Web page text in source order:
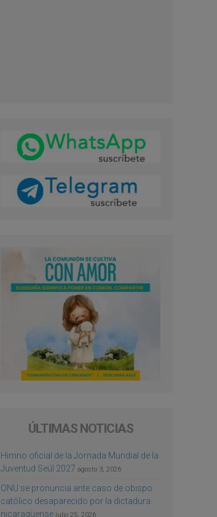
ÚLTIMAS NOTICIAS
Himno oficial de la Jornada Mundial de la
Juventud Seúl 2027 agosto 3, 2026
ONU se pronuncia ante caso de obispo
católico desaparecido por la dictadura
nicaragüense julio 25, 2026